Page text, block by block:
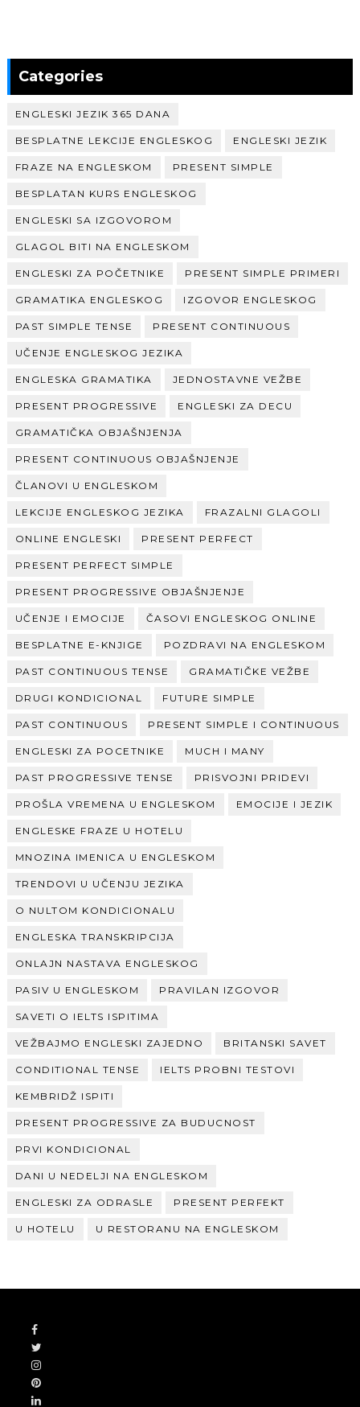
Categories
ENGLESKI JEZIK 365 DANA
BESPLATNE LEKCIJE ENGLESKOG ENGLESKI JEZIK
FRAZE NA ENGLESKOM PRESENT SIMPLE
BESPLATAN KURS ENGLESKOG
ENGLESKI SA IZGOVOROM
GLAGOL BITI NA ENGLESKOM
ENGLESKI ZA POČETNIKE PRESENT SIMPLE PRIMERI
GRAMATIKA ENGLESKOG IZGOVOR ENGLESKOG
PAST SIMPLE TENSE PRESENT CONTINUOUS
UČENJE ENGLESKOG JEZIKA
ENGLESKA GRAMATIKA JEDNOSTAVNE VEŽBE
PRESENT PROGRESSIVE ENGLESKI ZA DECU
GRAMATIČKA OBJAŠNJENJA
PRESENT CONTINUOUS OBJAŠNJENJE
ČLANOVI U ENGLESKOM
LEKCIJE ENGLESKOG JEZIKA FRAZALNI GLAGOLI
ONLINE ENGLESKI PRESENT PERFECT
PRESENT PERFECT SIMPLE
PRESENT PROGRESSIVE OBJAŠNJENJE
UČENJE I EMOCIJE ČASOVI ENGLESKOG ONLINE
BESPLATNE E-KNJIGE POZDRAVI NA ENGLESKOM
PAST CONTINUOUS TENSE GRAMATIČKE VEŽBE
DRUGI KONDICIONAL FUTURE SIMPLE
PAST CONTINUOUS PRESENT SIMPLE I CONTINUOUS
ENGLESKI ZA POCETNIKE MUCH I MANY
PAST PROGRESSIVE TENSE PRISVOJNI PRIDEVI
PROŠLA VREMENA U ENGLESKOM EMOCIJE I JEZIK
ENGLESKE FRAZE U HOTELU
MNOZINA IMENICA U ENGLESKOM
TRENDOVI U UČENJU JEZIKA
O NULTOM KONDICIONALU
ENGLESKA TRANSKRIPCIJA
ONLAJN NASTAVA ENGLESKOG
PASIV U ENGLESKOM PRAVILAN IZGOVOR
SAVETI O IELTS ISPITIMA
VEŽBAJMO ENGLESKI ZAJEDNO BRITANSKI SAVET
CONDITIONAL TENSE IELTS PROBNI TESTOVI
KEMBRIDŽ ISPITI
PRESENT PROGRESSIVE ZA BUDUCNOST
PRVI KONDICIONAL
DANI U NEDELJI NA ENGLESKOM
ENGLESKI ZA ODRASLE PRESENT PERFEKT
U HOTELU U RESTORANU NA ENGLESKOM